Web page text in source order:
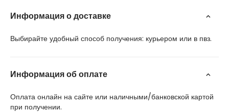
Информация о доставке
Выбирайте удобный способ получения: курьером или в пвз.
Информация об оплате
Оплата онлайн на сайте или наличными/банковской картой
при получении.